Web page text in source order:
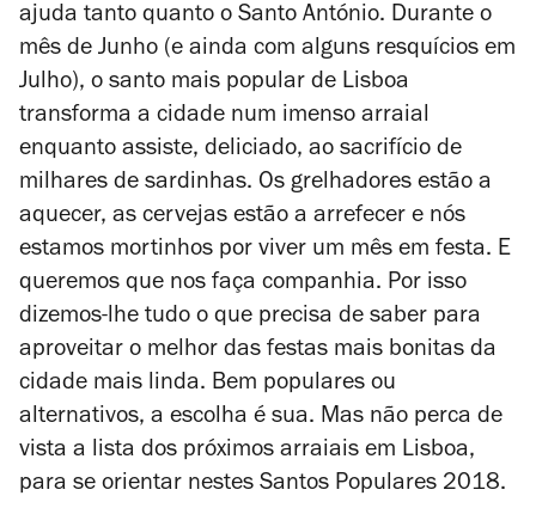
ajuda tanto quanto o Santo António. Durante o
mês de Junho (e ainda com alguns resquícios em
Julho), o santo mais popular de Lisboa
transforma a cidade num imenso arraial
enquanto assiste, deliciado, ao sacrifício de
milhares de sardinhas. Os grelhadores estão a
aquecer, as cervejas estão a arrefecer e nós
estamos mortinhos por viver um mês em festa. E
queremos que nos faça companhia. Por isso
dizemos-lhe tudo o que precisa de saber para
aproveitar o melhor das festas mais bonitas da
cidade mais linda. Bem populares ou
alternativos, a escolha é sua. Mas não perca de
vista a lista dos próximos arraiais em Lisboa,
para se orientar nestes Santos Populares 2018.